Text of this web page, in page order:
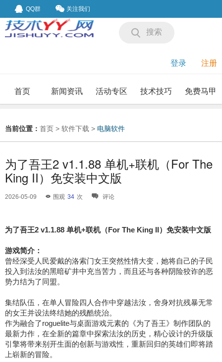
QQ群 关注我们
搜索
登录 注册
首页 新闻资讯 活动专区 技术技巧 免费马甲
当前位置： 首页 > 软件下载 > 电脑软件
为了吾王2 v1.1.88 单机+联机（For The
King II）免安装中文版
2026-05-09 围观 34 次 评论
为了吾王2 v1.1.88 单机+联机（For The King II）免安装中文版
游戏简介：
曾经深受人民爱戴的洛索门女王突然性情大变，她将自己的子民
投入到法汝的黑暗矿井中充当苦力，而且还与各种阴险狡诈的恶
势力结为了同盟。
集结队伍，在单人冒险四人合作中穿越法汝，舍身对抗残暴无常
的女王并设法终结她的残酷统治。
作为融合了roguelite与桌面游戏元素的《为了吾王》制作团队的
最新力作，在全新的篇章中探索法汝的历史，精心设计的升级版
引擎将带来别开生面的创新与游戏性，重新回归的英雄们即将踏
上崭新的冒险。